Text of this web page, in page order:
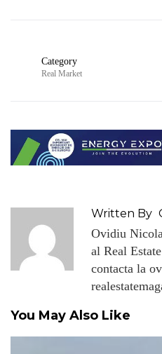
Category
Real Market
Written By
Ovidiu
al Real
contacta la
You May Also Like